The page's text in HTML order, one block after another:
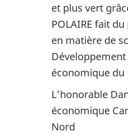
et plus vert
POLAIRE fait
en matière de
économique du
L'honorable
économique
Nord